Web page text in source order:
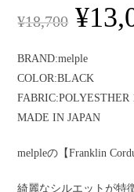
¥18,700 ¥
BRAND:melple
COLOR:BLACK
FABRIC:POLYESTHER
MADE IN JAPAN
melpleの【Franklin
綺麗なシルエットが特